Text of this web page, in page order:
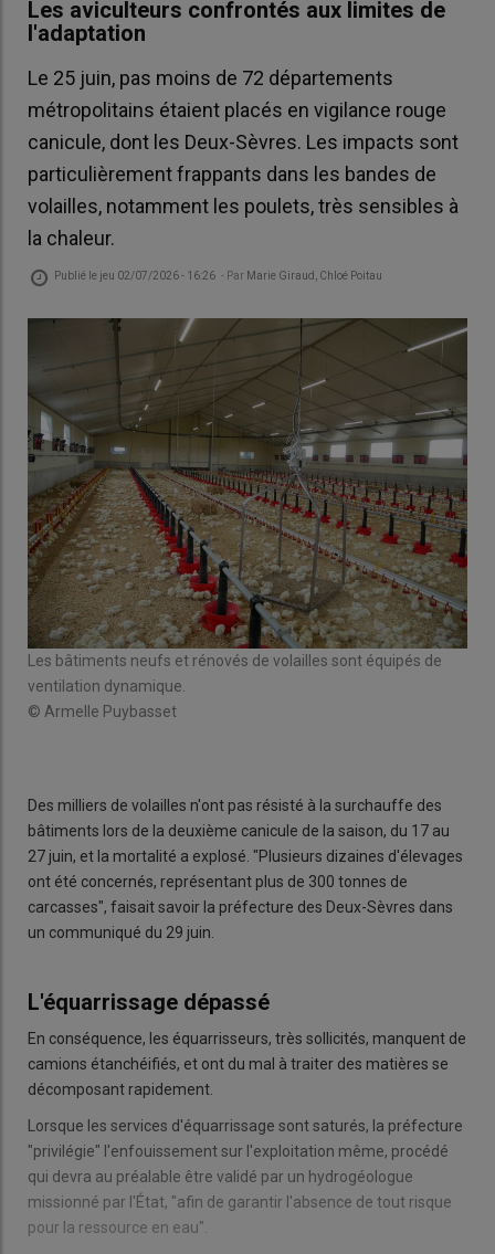
Les aviculteurs confrontés aux limites de
l'adaptation
Le 25 juin, pas moins de 72 départements
métropolitains étaient placés en vigilance rouge
canicule, dont les Deux-Sèvres. Les impacts sont
particulièrement frappants dans les bandes de
volailles, notamment les poulets, très sensibles à
la chaleur.
Publié le jeu 02/07/2026 - 16:26 - Par Marie Giraud, Chloé Poitau
Les bâtiments neufs et rénovés de volailles sont équipés de
ventilation dynamique.
© Armelle Puybasset
Des milliers de volailles n'ont pas résisté à la surchauffe des
bâtiments lors de la deuxième canicule de la saison, du 17 au
27 juin, et la mortalité a explosé. "Plusieurs dizaines d'élevages
ont été concernés, représentant plus de 300 tonnes de
carcasses", faisait savoir la préfecture des Deux-Sèvres dans
un communiqué du 29 juin.
L'équarrissage dépassé
En conséquence, les équarrisseurs, très sollicités, manquent de
camions étanchéifiés, et ont du mal à traiter des matières se
décomposant rapidement.
Lorsque les services d'équarrissage sont saturés, la préfecture
"privilégie" l'enfouissement sur l'exploitation même, procédé
qui devra au préalable être validé par un hydrogéologue
missionné par l'État, "afin de garantir l'absence de tout risque
pour la ressource en eau".